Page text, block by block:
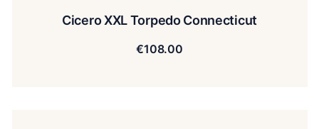
Cicero XXL Torpedo Connecticut
€108.00